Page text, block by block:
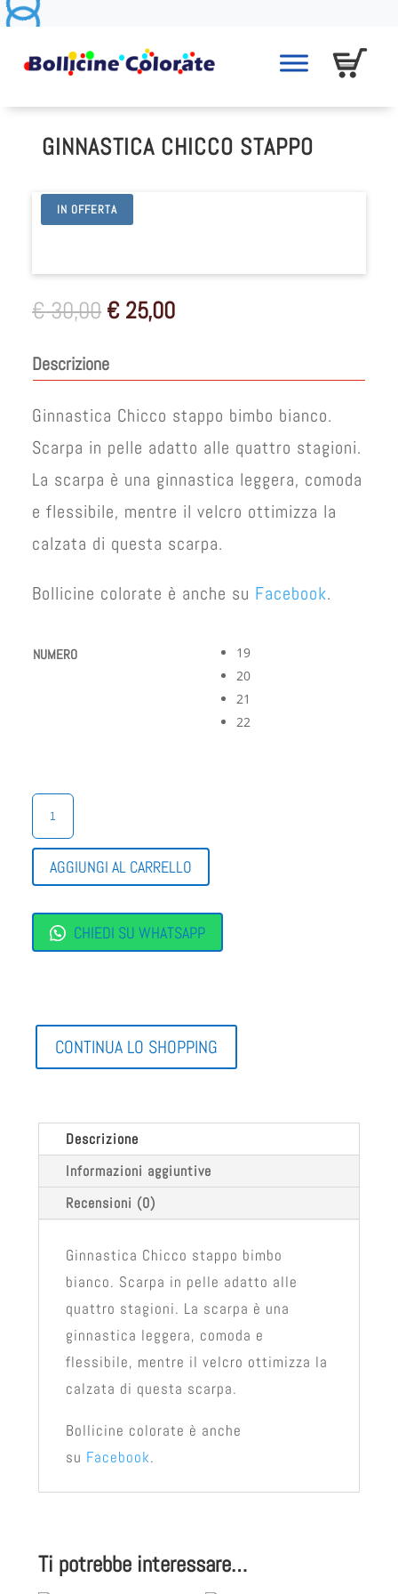
GINNASTICA CHICCO STAPPO
IN OFFERTA
€30,00 Il
prezzo
era:
€ 25,00Il
Descrizione
Ginnastica Chicco stappo bimbo bianco.
Scarpa in pelle adatto alle quattro stagioni.
La scarpa è una ginnastica leggera, comoda
e flessibile, mentre il velcro ottimizza la
calzata di questa scarpa.
Bollicine colorate è anche su Facebook.
NUMERO
19
20
21
22
GINNASTICA
CHICCO
STAPPO
QUANTITÀ
AGGIUNGI AL CARRELLO
CHIEDI SU WHATSAPP
CONTINUA LO SHOPPING
Descrizione
Informazioni aggiuntive
Recensioni (0)
Ginnastica Chicco stappo bimbo
bianco. Scarpa in pelle adatto alle
quattro stagioni. La scarpa è una
ginnastica leggera, comoda e
flessibile, mentre il velcro ottimizza la
calzata di questa scarpa.
Bollicine colorate è anche
su Facebook.
Ti potrebbe interessare…